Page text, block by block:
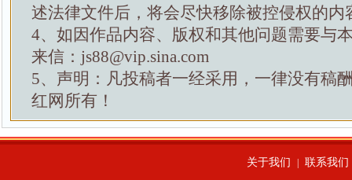
述法律文件后，将会尽快移除被控侵权的内
4、如因作品内容、版权和其他问题需要与
来信：js88@vip.sina.com
5、声明：凡投稿者一经采用，一律没有稿
红网所有！
关于我们 联系我们